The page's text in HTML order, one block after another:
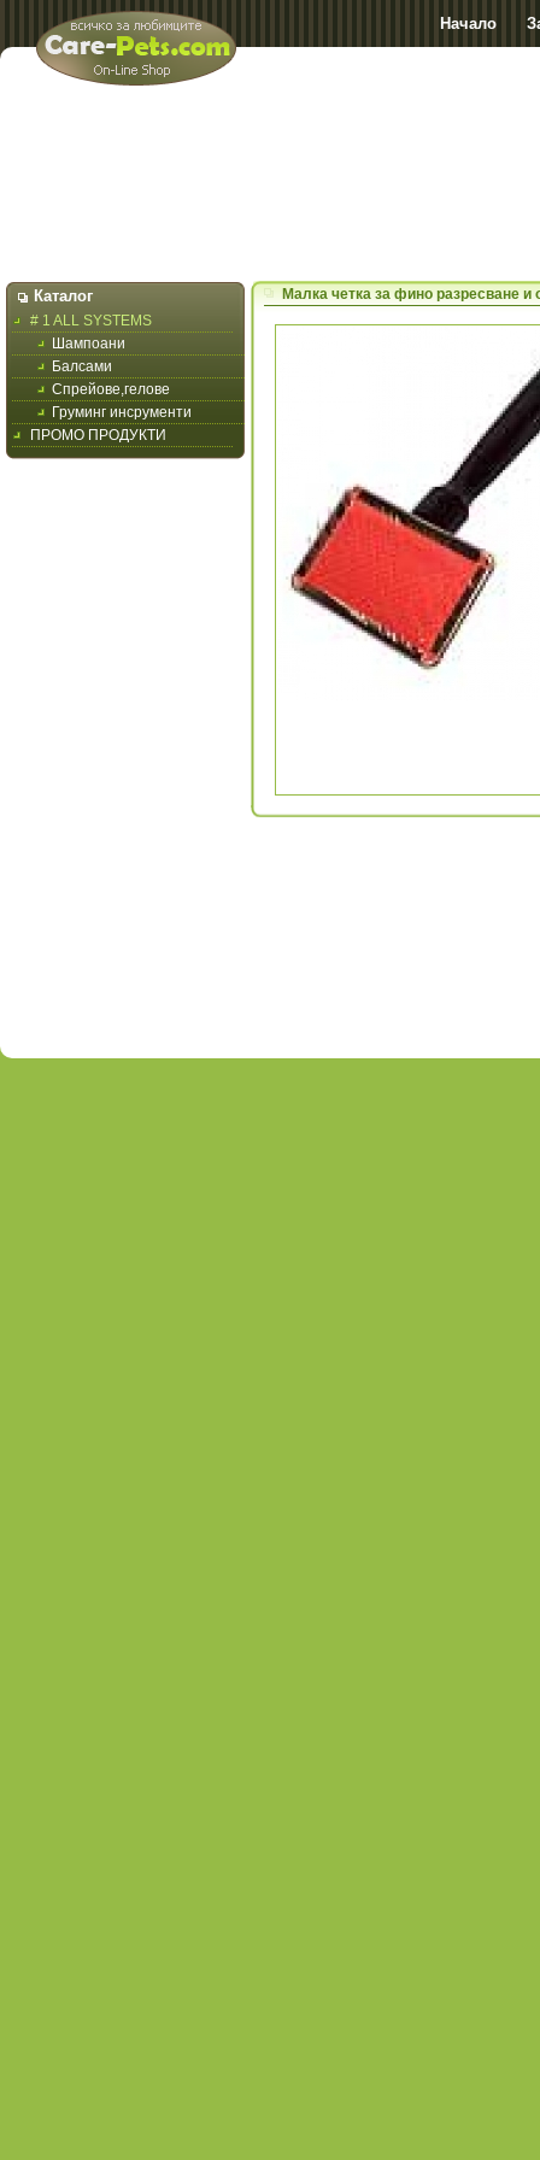
Начало
Каталог
# 1 ALL SYSTEMS
Шампоани
Балсами
Спрейове,гелове
Груминг инсрументи
ПРОМО ПРОДУКТИ
Малка четка за фино разресване и